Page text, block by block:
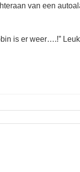
van een
is er weer….!”